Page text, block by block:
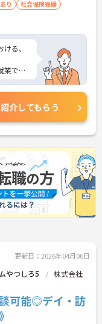
り
社会保険完備
る、
業で
さらに
ださ
紹介してもらう
更新日：2026年04月06日
やつしろ5
株式会社
可能◎デイ・訪